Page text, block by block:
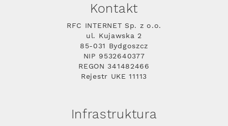
Kontakt
RFC INTERNET Sp. z o.o.
ul. Kujawska 2
85-031 Bydgoszcz
NIP 9532640377
REGON 341482466
Rejestr UKE 11113
Infrastruktura